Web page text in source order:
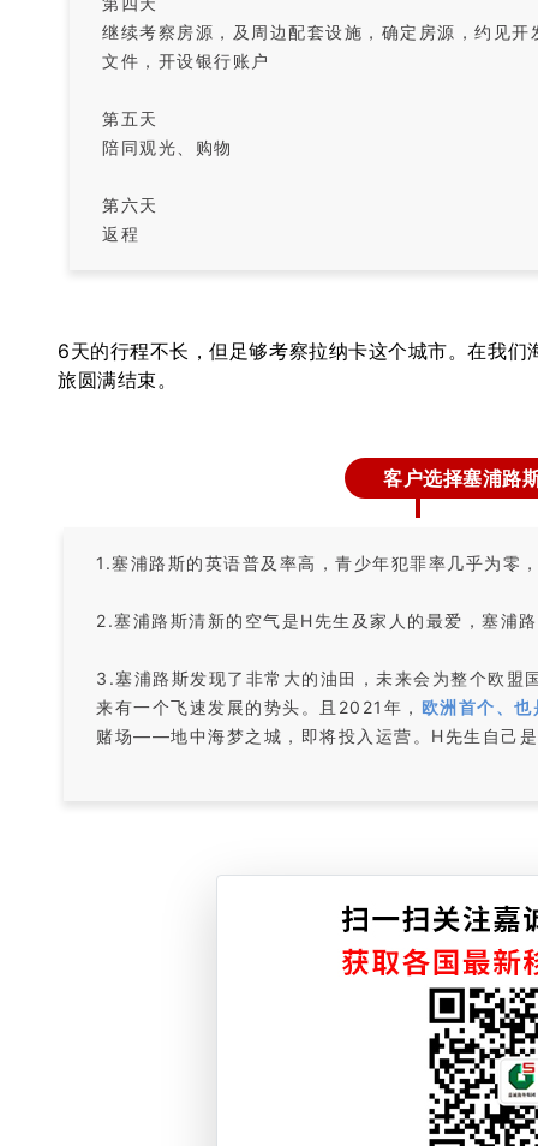
继续考察房源，及周边配套设施，确定房源，约见
文件，开设银行账户
第五天
陪同观光、购物
第六天
返程
6天的行程不长，但足够考察拉纳卡这个城市。在我
旅圆满结束。
客户选择塞浦路
1.塞浦路斯的英语普及率高，青少年犯罪率几乎为零
2.塞浦路斯清新的空气是H先生及家人的最爱，塞浦
3.塞浦路斯发现了非常大的油田，未来会为整个欧盟
来有一个飞速发展的势头。且2021年， 欧洲首个、
赌场——地中海梦之城，即将投入运营。H先生自己